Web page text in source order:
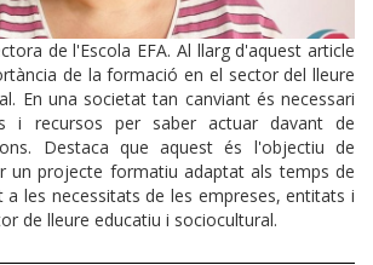
de l'Escola EFA. Al llarg d'aquest article
de la formació en el sector del lleure
En una societat tan canviant és necessari
i recursos per saber actuar davant de
Destaca que aquest és l'objectiu de
un projecte formatiu adaptat als temps de
les necessitats de les empreses, entitats i
de lleure educatiu i sociocultural.